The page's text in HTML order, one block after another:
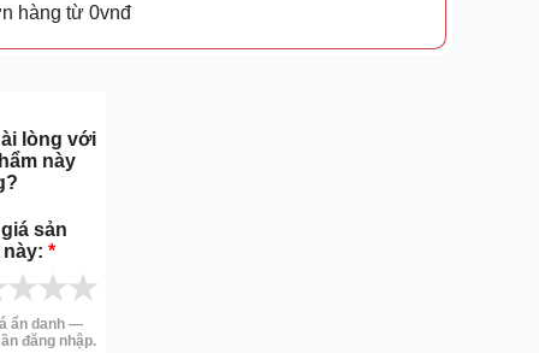
hàng từ 0vnđ
lòng với
này
sản
này:*
★★★
ẩn danh —
đăng nhập.